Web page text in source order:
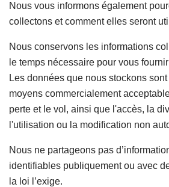
Nous vous informons également
collectons et comment elles seront
Nous conservons les informations
le temps nécessaire pour vous
Les données que nous stockons
moyens commercialement
perte et le vol, ainsi que l'accès, la
l'utilisation ou la modification non
Nous ne partageons pas
identifiables publiquement ou avec
la loi l’exige.